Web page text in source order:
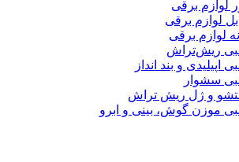
لوازم برقی
لوازم برقی
لوازم برقی
ریش‌تراش
اپیلیدی و بند انداز
سشوار
و ژل ریش تراش
موزن گوش، بینی و ابرو